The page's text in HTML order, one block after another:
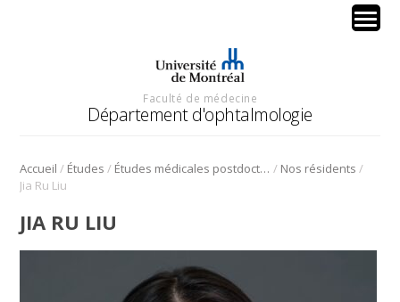
Faculté de médecine
Département d'ophtalmologie
Accueil / Études / Études médicales postdoctorales ‒ Résidence / Nos résidents /
Jia Ru Liu
JIA RU LIU